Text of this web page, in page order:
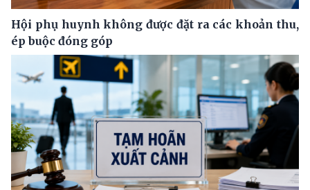
Hội phụ huynh không được đặt ra các khoản thu,
ép buộc đóng góp